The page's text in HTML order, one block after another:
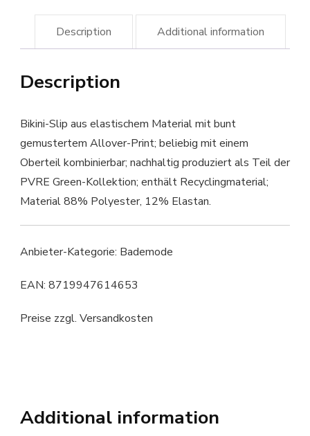
Description Additional information
Description
Bikini-Slip aus elastischem Material mit bunt
gemustertem Allover-Print; beliebig mit einem
Oberteil kombinierbar; nachhaltig produziert als Teil der
PVRE Green-Kollektion; enthält Recyclingmaterial;
Material 88% Polyester, 12% Elastan.
Anbieter-Kategorie: Bademode
EAN: 8719947614653
Preise zzgl. Versandkosten
Additional information